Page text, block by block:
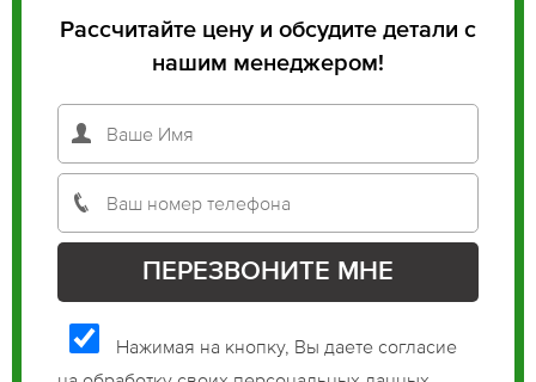
Рассчитайте цену и обсудите детали с
нашим менеджером!
Нажимая на кнопку, Вы даете согласие